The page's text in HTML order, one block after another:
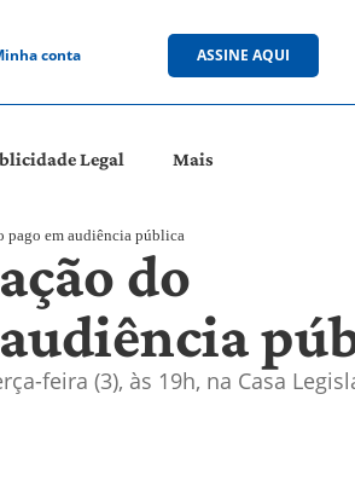
conta ASSINE AQUI
Legal Mais
pago em audiência pública
do
feira (3), às 19h, na Casa